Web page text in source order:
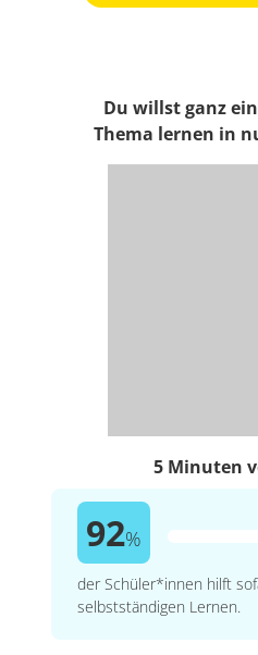
Du willst ganz
Thema lernen in
5 Minuten
92%
der Schüler*innen hilft
selbstständigen Lernen.